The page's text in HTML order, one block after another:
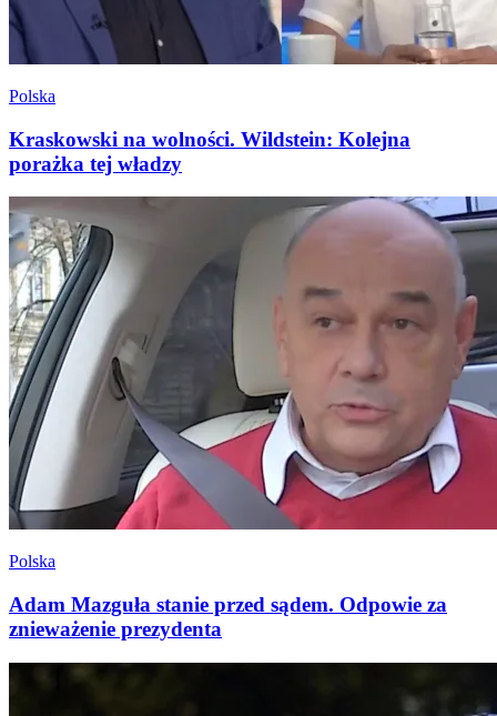
Polska
Kraskowski na wolności. Wildstein: Kolejna
porażka tej władzy
Polska
Adam Mazguła stanie przed sądem. Odpowie za
znieważenie prezydenta